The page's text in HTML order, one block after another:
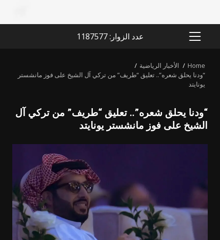
PRIMARY
عدد الزوار: 1187577
Home
الأخبار الرياضية
“ودنا يحلق شعره”.. تعليق “طريف” من تركي آل الشيخ على فوز مانشستر
يونايتد
“ودنا يحلق شعره”.. تعليق “طريف” من تركي آل
الشيخ على فوز مانشستر يونايتد